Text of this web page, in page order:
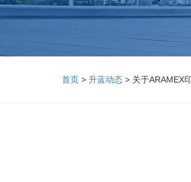
首页 > 升蓝动态 > 关于ARAMEX